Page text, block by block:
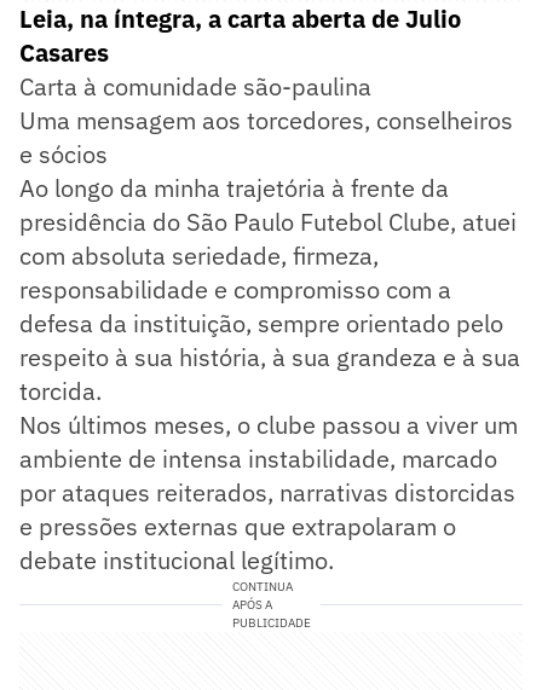
Leia, na íntegra, a carta aberta de Julio
Casares
Carta à comunidade são-paulina
Uma mensagem aos torcedores, conselheiros
e sócios
Ao longo da minha trajetória à frente da
presidência do São Paulo Futebol Clube, atuei
com absoluta seriedade, firmeza,
responsabilidade e compromisso com a
defesa da instituição, sempre orientado pelo
respeito à sua história, à sua grandeza e à sua
torcida.
Nos últimos meses, o clube passou a viver um
ambiente de intensa instabilidade, marcado
por ataques reiterados, narrativas distorcidas
e pressões externas que extrapolaram o
debate institucional legítimo.
CONTINUA
APÓS A
PUBLICIDADE